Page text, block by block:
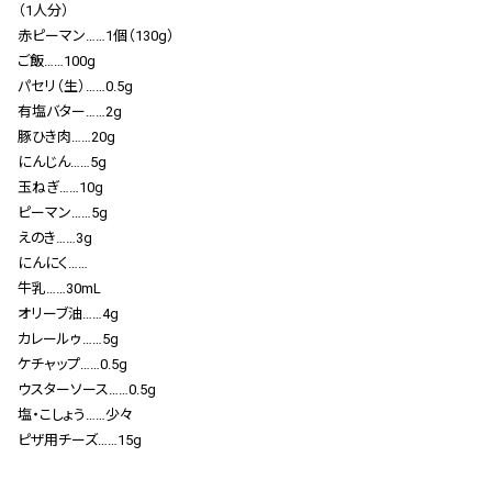
お知らせ
お問い合わせ
（1人分）
赤ピーマン……1個（130g）
ご飯……100g
パセリ（生）……0.5g
有塩バター……2g
豚ひき肉……20g
にんじん……5g
玉ねぎ……10g
ピーマン……5g
えのき……3g
にんにく……
牛乳……30mL
オリーブ油……4g
カレールゥ……5g
ケチャップ……0.5g
ウスターソース……0.5g
塩・こしょう……少々
ピザ用チーズ……15g